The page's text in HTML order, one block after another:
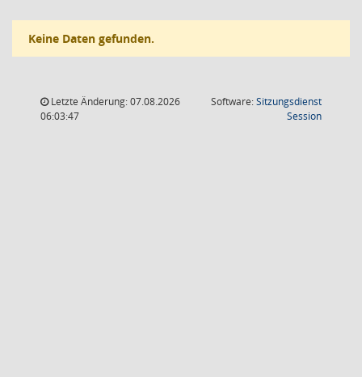
Keine Daten gefunden.
Letzte Änderung: 07.08.2026
06:03:47
Software:Sitzungsdienst
Session(Wird in